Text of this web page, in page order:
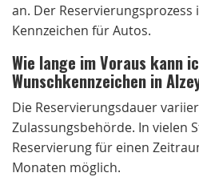
an. Der Reservierungsprozess
Kennzeichen für Autos.
Wie lange im Voraus kann
Wunschkennzeichen in
Die Reservierungsdauer
Zulassungsbehörde. In vielen
Reservierung für einen
Monaten möglich.